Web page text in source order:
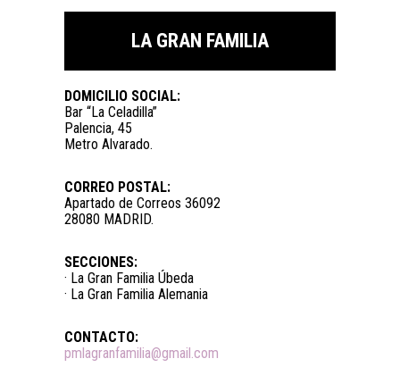
LA GRAN FAMILIA
DOMICILIO SOCIAL:
Bar “La Celadilla”
Palencia, 45
Metro Alvarado.
CORREO POSTAL:
Apartado de Correos 36092
28080 MADRID.
SECCIONES:
· La Gran Familia Úbeda
· La Gran Familia Alemania
CONTACTO:
pmlagranfamilia@gmail.com